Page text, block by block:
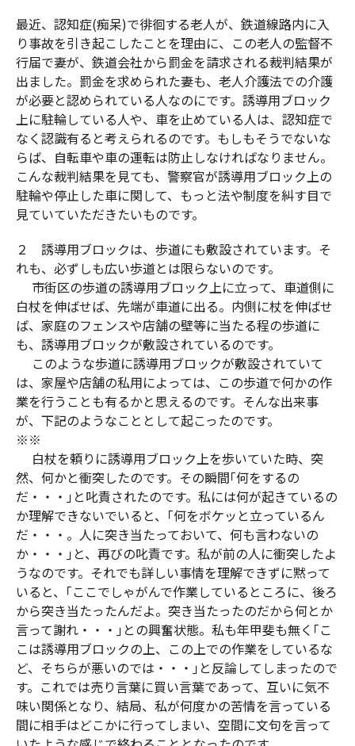
最近、認知症(痴呆)で徘徊する老人が、鉄道線路内に入
り事故を引き起こしたことを理由に、この老人の監督不
行届で妻が、鉄道会社から罰金を請求される裁判結果が
出ました。罰金を求められた妻も、老人介護法での介護
が必要と認められている人なのにです。誘導用ブロック
上に駐輪している人や、車を止めている人は、認知症で
なく認識有ると考えられるのです。もしもそうでないな
らば、自転車や車の運転は防止しなければなりません。
こんな裁判結果を見ても、警察官が誘導用ブロック上の
駐輪や停止した車に関して、もっと法や制度を糾す目で
見ていていただきたいものです。
２ 誘導用ブロックは、歩道にも敷設されています。そ
れも、必ずしも広い歩道とは限らないのです。
市街区の歩道の誘導用ブロック上に立って、車道側に
白杖を伸ばせば、先端が車道に出る。内側に杖を伸ばせ
ば、家庭のフェンスや店舗の壁等に当たる程の歩道に
も、誘導用ブロックが敷設されているのです。
このような歩道に誘導用ブロックが敷設されていて
は、家屋や店舗の私用によっては、この歩道で何かの作
業を行うことも有るかと思えるのです。そんな出来事
が、下記のようなこととして起こったのです。
※※
白杖を頼りに誘導用ブロック上を歩いていた時、突
然、何かと衝突したのです。その瞬間｢何をするの
だ・・・｣と叱責されたのです。私には何が起きているの
か理解できないでいると、｢何をボケッと立っているん
だ・・・。人に突き当たっておいて、何も言わないの
か・・・｣と、再びの叱責です。私が前の人に衝突したよ
うなのです。それでも詳しい事情を理解できずに黙って
いると、｢ここでしゃがんで作業しているところに、後ろ
から突き当たったんだよ。突き当たったのだから何とか
言って謝れ・・・｣との興奮状態。私も年甲斐も無く｢こ
こは誘導用ブロックの上、この上での作業をしているな
ど、そちらが悪いのでは・・・｣と反論してしまったので
す。これでは売り言葉に買い言葉であって、互いに気不
味い関係となり、結局、私が何度かの苦情を言っている
間に相手はどこかに行ってしまい、空間に文句を言って